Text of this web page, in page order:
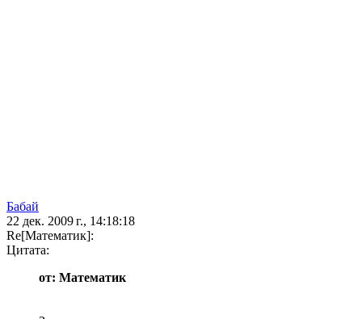
Бaбай
22 дек. 2009 г., 14:18:18
Re[Математик]:
Цитата:
от: Математик